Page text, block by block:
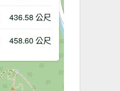
436.58 公尺
458.60 公尺